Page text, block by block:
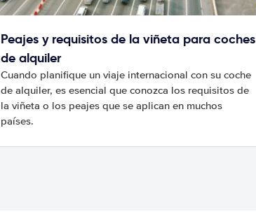
Peajes y requisitos de la viñeta para coches
de alquiler
Cuando planifique un viaje internacional con su coche
de alquiler, es esencial que conozca los requisitos de
la viñeta o los peajes que se aplican en muchos
países.